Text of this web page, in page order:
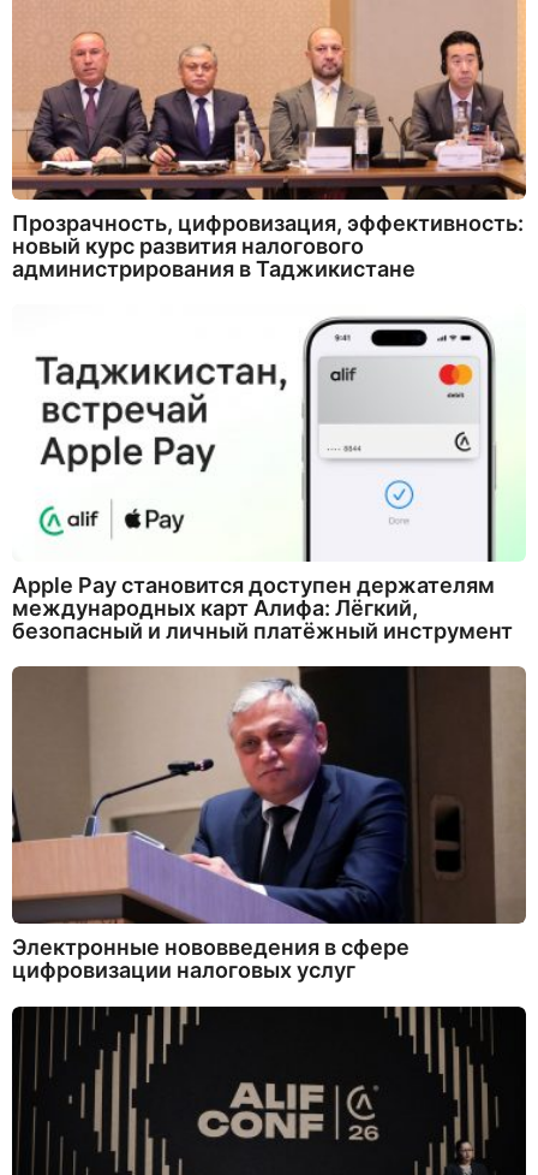
Прозрачность, цифровизация, эффективность:
новый курс развития налогового
администрирования в Таджикистане
Apple Pay становится доступен держателям
международных карт Алифа: Лёгкий,
безопасный и личный платёжный инструмент
Электронные нововведения в сфере
цифровизации налоговых услуг